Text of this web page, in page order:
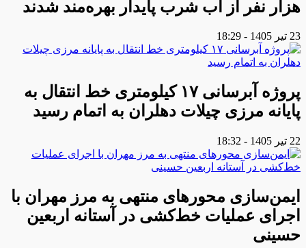
هزار نفر از آب شرب پایدار بهره‌مند شدند
23 تیر 1405 - 18:29
پروژه آبرسانی ۱۷ کیلومتری خط انتقال به
پایانه مرزی چیلات دهلران به اتمام رسید
22 تیر 1405 - 18:32
ایمن‌سازی محورهای منتهی به مرز مهران با
اجرای عملیات خط‌کشی در آستانه اربعین
حسینی